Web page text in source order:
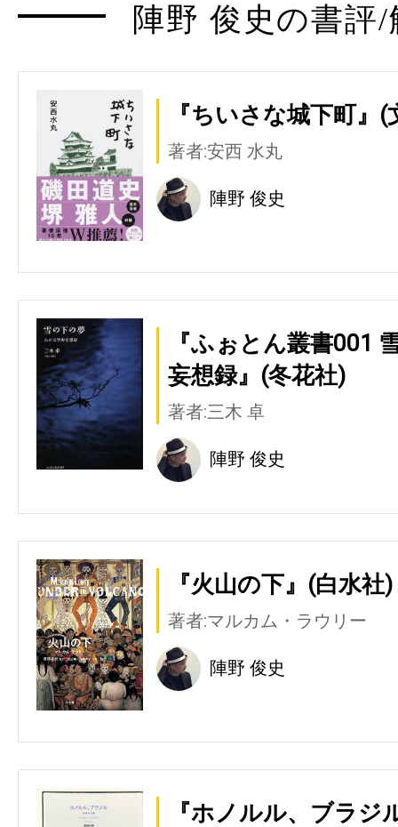
陣野 俊史の書評
『ちいさな城下町』(
著者:安西 水丸
陣野 俊史
『ふぉとん叢書001
妄想録』(冬花社)
著者:三木 卓
陣野 俊史
『火山の下』(白水社)
著者:マルカム・ラウリー
陣野 俊史
『ホノルル、ブラジ